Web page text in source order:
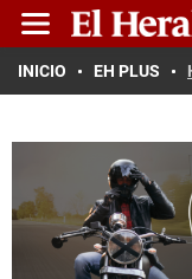
INICIO EH PLUS